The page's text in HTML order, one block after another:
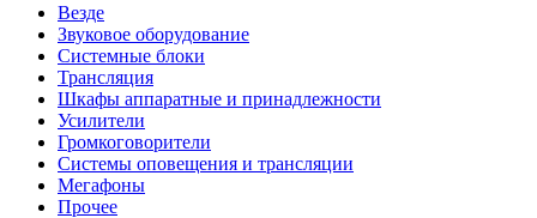
Везде
Звуковое оборудование
Системные блоки
Трансляция
Шкафы аппаратные и принадлежности
Усилители
Громкоговорители
Системы оповещения и трансляции
Мегафоны
Прочее